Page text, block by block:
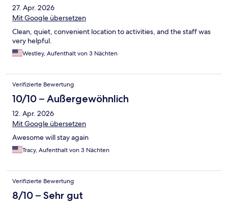
27. Apr. 2026
Mit Google übersetzen
Clean, quiet, convenient location to activities, and the staff was
very helpful.
Westley, Aufenthalt von 3 Nächten
Verifizierte Bewertung
10/10 – Außergewöhnlich
12. Apr. 2026
Mit Google übersetzen
Awesome will stay again
Tracy, Aufenthalt von 3 Nächten
Verifizierte Bewertung
8/10 – Sehr gut